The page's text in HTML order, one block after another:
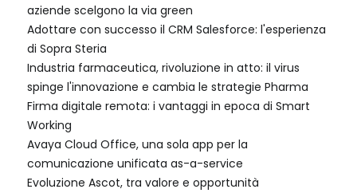
aziende scelgono la via green
Adottare con successo il CRM Salesforce: l'esperienza
di Sopra Steria
Industria farmaceutica, rivoluzione in atto: il virus
spinge l'innovazione e cambia le strategie Pharma
Firma digitale remota: i vantaggi in epoca di Smart
Working
Avaya Cloud Office, una sola app per la
comunicazione unificata as-a-service
Evoluzione Ascot, tra valore e opportunità